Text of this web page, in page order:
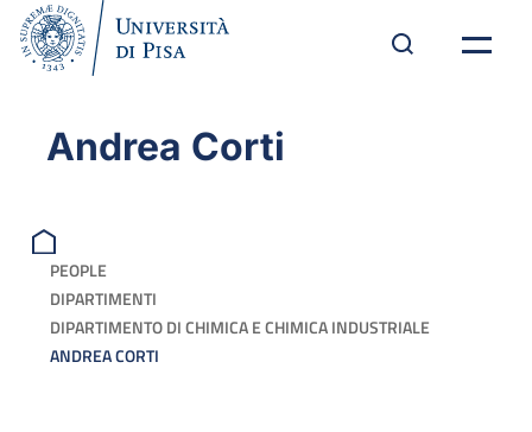
Andrea Corti
PEOPLE
DIPARTIMENTI
DIPARTIMENTO DI CHIMICA E CHIMICA INDUSTRIALE
ANDREA CORTI